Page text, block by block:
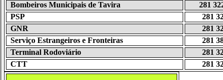
Bombeiros Municipais de Tavira
281
PSP
281
GNR
281
Serviço Estrangeiros e Fronteiras
281
Terminal Rodoviário
281
CTT
281